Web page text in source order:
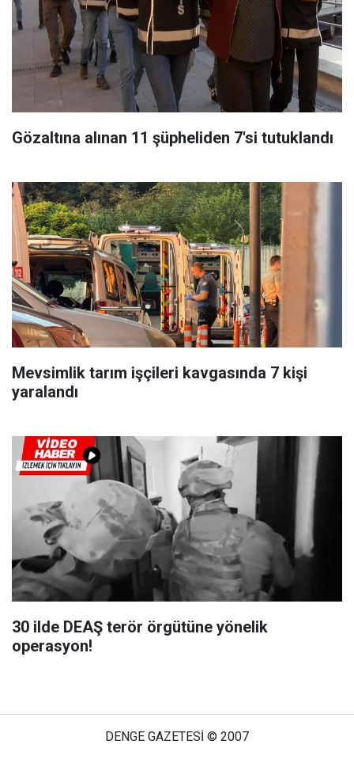
Gözaltına alınan 11 şüpheliden 7'si tutuklandı
Mevsimlik tarım işçileri kavgasında 7 kişi
yaralandı
30 ilde DEAŞ terör örgütüne yönelik
operasyon!
DENGE GAZETESİ © 2007